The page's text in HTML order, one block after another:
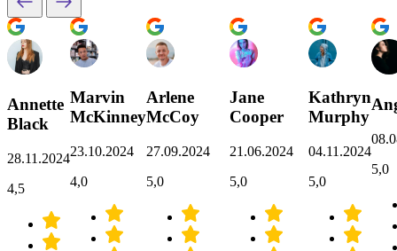
Annette
Black
28.11.2024
4,5
Marvin
McKinney
23.10.2024
4,0
Arlene
McCoy
27.09.2024
5,0
Jane
Cooper
21.06.2024
5,0
Kathryn
Murphy
04.11.2024
5,0
5,0